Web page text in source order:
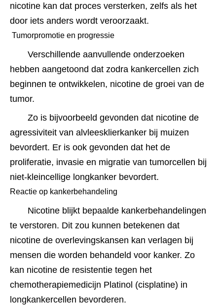
nicotine kan dat proces versterken, zelfs als het
door iets anders wordt veroorzaakt.
Tumorpromotie en progressie
Verschillende aanvullende onderzoeken
hebben aangetoond dat zodra kankercellen zich
beginnen te ontwikkelen, nicotine de groei van de
tumor.
Zo is bijvoorbeeld gevonden dat nicotine de
agressiviteit van alvleesklierkanker bij muizen
bevordert.﻿﻿ Er is ook gevonden dat het de
proliferatie, invasie en migratie van tumorcellen bij
niet-kleincellige longkanker bevordert.﻿﻿﻿
Reactie op kankerbehandeling
Nicotine blijkt bepaalde kankerbehandelingen
te verstoren. Dit zou kunnen betekenen dat
nicotine de overlevingskansen kan verlagen bij
mensen die worden behandeld voor kanker. Zo
kan nicotine de resistentie tegen het
chemotherapiemedicijn Platinol (cisplatine) in
longkankercellen bevorderen.﻿﻿﻿﻿